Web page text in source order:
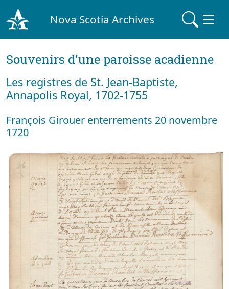
Nova Scotia Archives
Souvenirs d'une paroisse acadienne
Les registres de St. Jean-Baptiste,
Annapolis Royal, 1702-1755
François Girouer enterrements 20 novembre
1720